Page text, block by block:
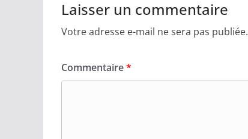
Laisser un commentaire
Votre adresse e-mail ne sera pas publiée.
Commentaire*